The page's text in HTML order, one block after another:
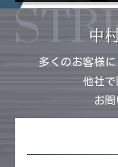
中
多くのお客様に
他社で
お